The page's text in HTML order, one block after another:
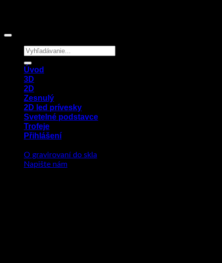
Hledat:
Úvod
3D
2D
Zesnulý
2D led prívesky
Svetelné podstavce
Trofeje
Přihlášení
O gravirovaní do skla
Napište nám